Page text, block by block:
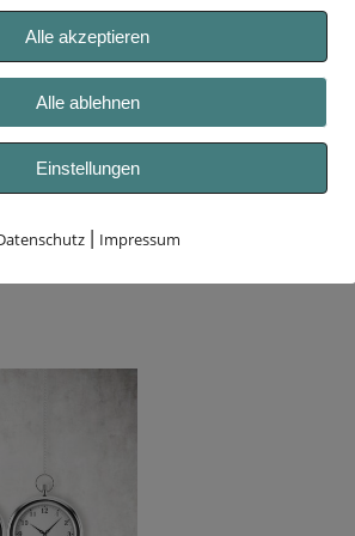
Schön, dass du da warst.
du auf dich aufmerksam
in deinem Herzen tragen und
wünsche.
Alle akzeptieren
Alle ablehnen
Einstellungen
| Impressum